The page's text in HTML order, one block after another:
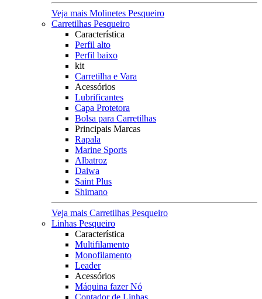
Veja mais Molinetes Pesqueiro
Carretilhas Pesqueiro
Característica
Perfil alto
Perfil baixo
kit
Carretilha e Vara
Acessórios
Lubrificantes
Capa Protetora
Bolsa para Carretilhas
Principais Marcas
Rapala
Marine Sports
Albatroz
Daiwa
Saint Plus
Shimano
Veja mais Carretilhas Pesqueiro
Linhas Pesqueiro
Característica
Multifilamento
Monofilamento
Leader
Acessórios
Máquina fazer Nó
Contador de Linhas